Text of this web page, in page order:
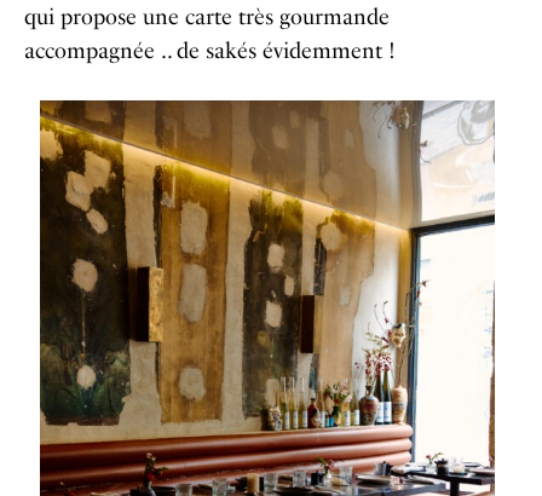
qui propose une carte très gourmande
accompagnée .. de sakés évidemment !